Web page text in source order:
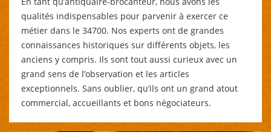
qualités indispensables pour parvenir à exercer ce
métier dans le 34700. Nos experts ont de grandes
connaissances historiques sur différents objets, les
anciens y compris. Ils sont tout aussi curieux avec un
grand sens de l’observation et les articles
exceptionnels. Sans oublier, qu’ils ont un grand atout
commercial, accueillants et bons négociateurs.